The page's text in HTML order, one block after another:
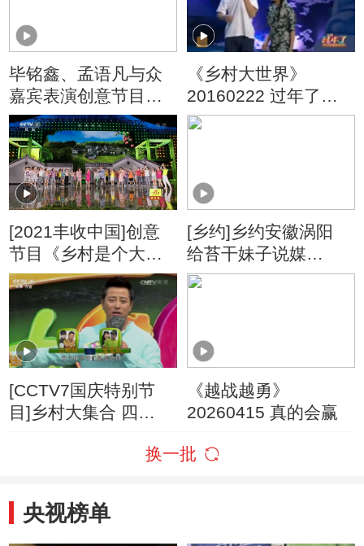
毕铭鑫、孟语凡与众
嘉宾表演创意节目
《乡村是个大舞台》
《乡村大世界》
20160222 过年了
——2016农民新春联
[2021丰收中国]创意
节目《乡村是个大舞
台》 表演：毕铭鑫 孟
语凡 栗宇坤 等
[乡约]乡约安徽涡阳
给苔干妹子说媒
20160416
[CCTV7国庆特别节
目]乡村大集合 四
《越战越勇》
20260415 真的会赢
换一批
央视榜单